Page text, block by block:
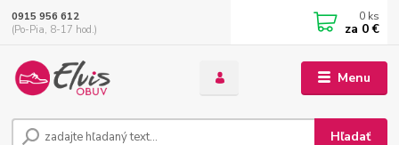
Menu
Hľadať
0915 956 612
(Po-Pia, 8-17 hod.)
0 ks
za 0 €